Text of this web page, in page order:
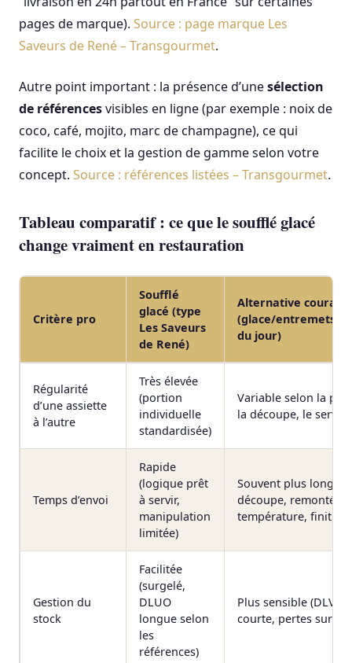
pages de marque). Source : page marque Les
Saveurs de René – Transgourmet.
Autre point important : la présence d’unesélection
de référencesvisibles en ligne (par exemple : noix de
coco, café, mojito, marc de champagne), ce qui
facilite le choix et la gestion de gamme selon votre
concept. Source : références listées – Transgourmet.
Tableau comparatif : ce que le soufflé glacé
change vraiment en restauration
Critère pro
Soufflé
glacé (type
Les Saveurs
de René)
Alternative
(glace/entremets/
du jour)
Régularité
d’une assiette
à l’autre
Très élevée
(portion
individuelle
standardisée)
Variable selon la
la découpe, le service
Temps d’envoi
Rapide
(logique prêt
à servir,
manipulation
limitée)
Souvent plus long
découpe, remontée
température,
Gestion du
stock
Facilitée
(surgelé,
DLUO
longue selon
les
références)
Plus sensible (DLV
courte, pertes sur